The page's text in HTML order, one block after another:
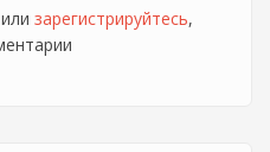
Зелёной точки в Ельце смогут
банковской картой
или зарегистрируйтесь,